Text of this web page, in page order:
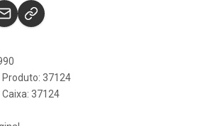
Produto: 37124
37124